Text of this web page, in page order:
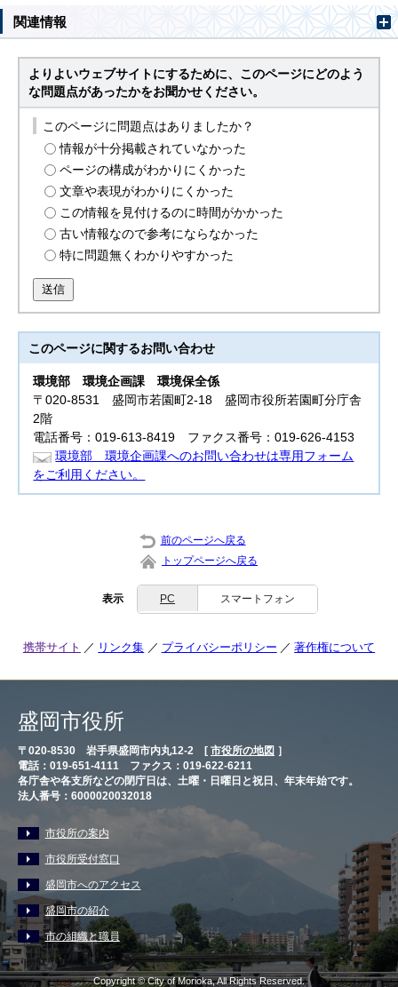
関連情報
よりよいウェブサイトにするために、このページにどのよう
な問題点があったかをお聞かせください。
このページに問題点はありましたか？
情報が十分掲載されていなかった
ページの構成がわかりにくかった
文章や表現がわかりにくかった
この情報を見付けるのに時間がかかった
古い情報なので参考にならなかった
特に問題無くわかりやすかった
送信
このページに関するお問い合わせ
環境部環境企画課 環境保全係
〒020-8531 盛岡市若園町2-18 盛岡市役所若園町分庁舎
2階
電話番号：019-613-8419 ファクス番号：019-626-4153
環境部 環境企画課へのお問い合わせは専用フォーム
をご利用ください。
前のページへ戻る
トップページへ戻る
表示 PC スマートフォン
携帯サイト リンク集 プライバシーポリシー 著作権について
盛岡市役所
〒020-8530 岩手県盛岡市内丸12-2 [ 市役所の地図 ］
電話：019-651-4111 ファクス：019-622-6211
各庁舎や各支所などの閉庁日は、土曜・日曜日と祝日、年末年始です。
法人番号：6000020032018
市役所の案内
市役所受付窓口
盛岡市へのアクセス
盛岡市の紹介
市の組織と職員
Copyright © City of Morioka, All Rights Reserved.